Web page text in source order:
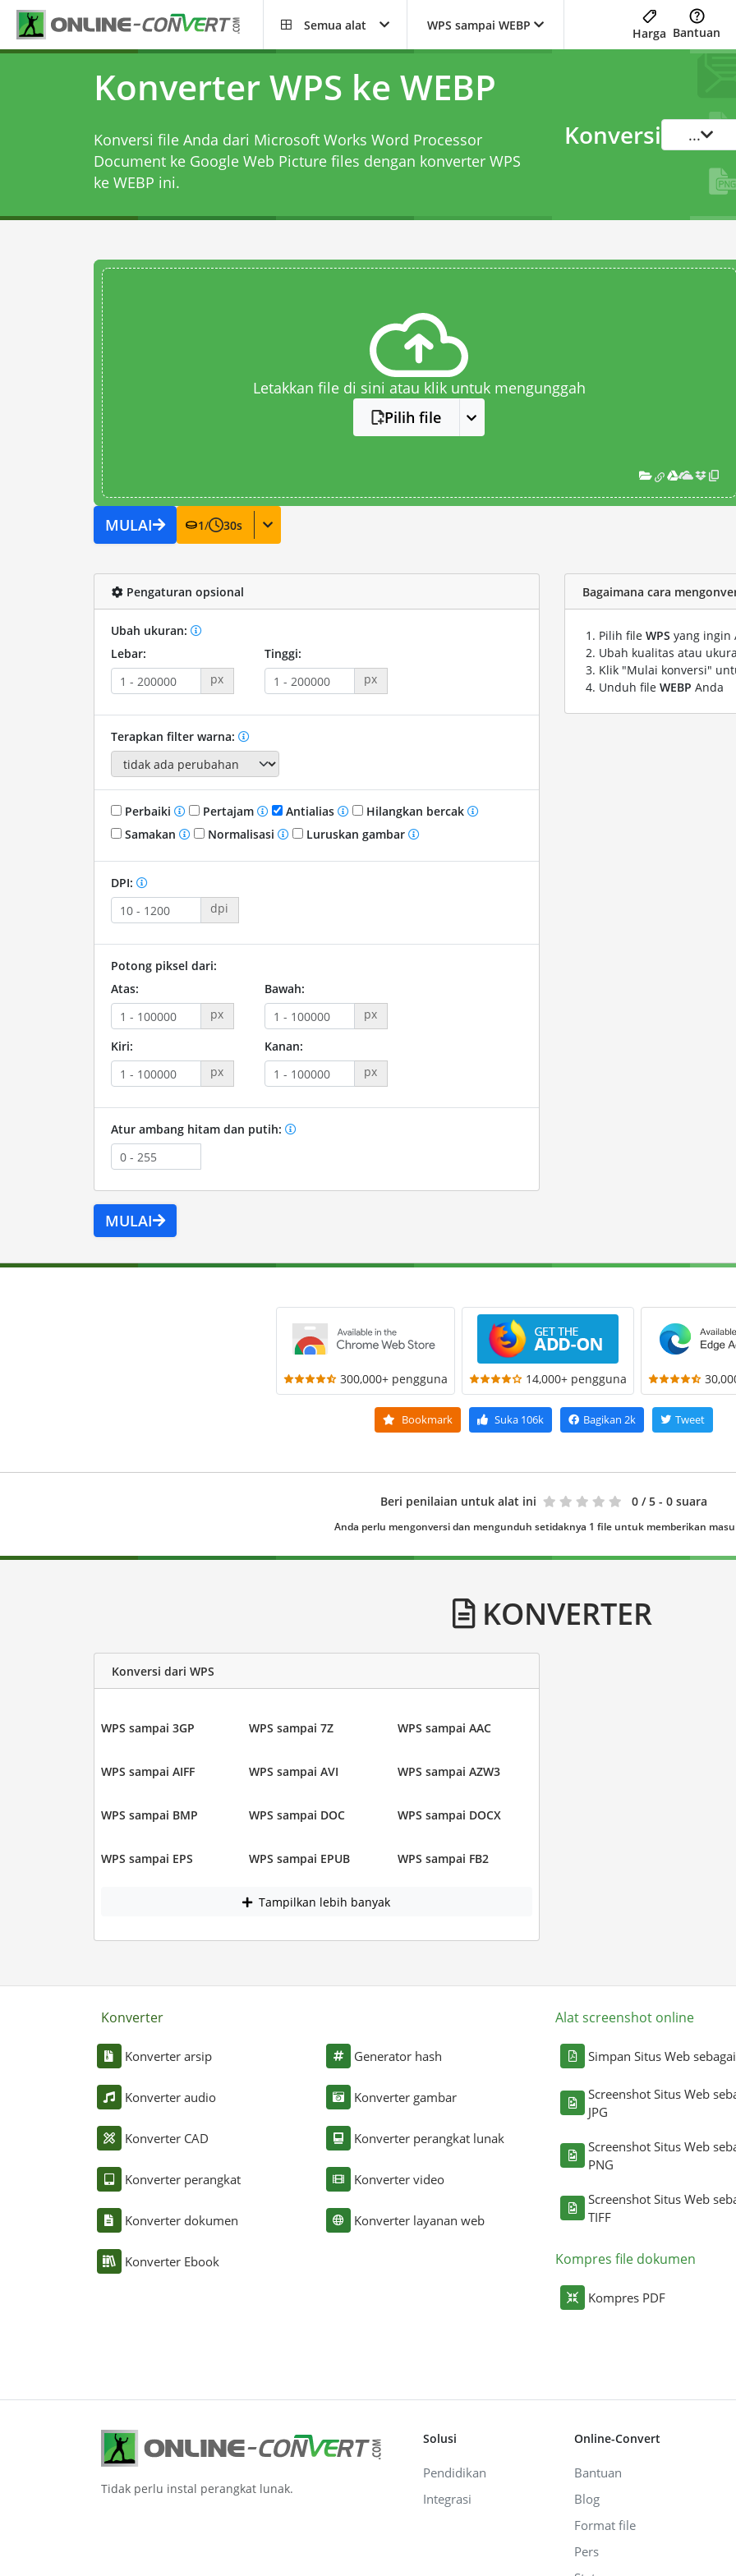
Semua alat WPS sampai WEBP
Harga Bantuan
Konverter WPS ke WEBP
Konversi file Anda dari Microsoft Works Word Processor
Document ke Google Web Picture files dengan konverter WPS
ke WEBP ini.
Konversi ...
Letakkan file di sini atau klik untuk mengunggah
Pilih file
MULAI 1/ 30s
Pengaturan opsional
Ubah ukuran:
Lebar:
px
Tinggi:
px
Terapkan filter warna:
Perbaiki Pertajam Antialias
Hilangkan bercak
Samakan
Normalisasi Luruskan gambar
DPI:
dpi
Potong piksel dari:
Atas:
px
Bawah:
px
Kiri:
px
Kanan:
px
Atur ambang hitam dan putih:
MULAI
Bagaimana cara
Pilih file WPS yang ingin
Ubah kualitas atau
Klik "Mulai konversi"
Unduh file WEBP Anda
300,000+ pengguna 14,000+ pengguna
Bookmark Suka 106k Bagikan 2k Tweet
Beri penilaian untuk alat ini 0 / 5 - 0 suara
Anda perlu mengonversi dan mengunduh setidaknya 1 file untuk memberikan
KONVERTER
Konversi dari WPS
WPS sampai 3GP WPS sampai 7Z WPS sampai AAC
WPS sampai AIFF WPS sampai AVI WPS sampai AZW3
WPS sampai BMP WPS sampai DOC WPS sampai DOCX
WPS sampai EPS WPS sampai EPUB WPS sampai FB2
Tampilkan lebih banyak
Konverter
Konverter arsip
Konverter audio
Konverter CAD
Konverter perangkat
Konverter dokumen
Konverter Ebook
Generator hash
Konverter gambar
Konverter perangkat lunak
Konverter video
Konverter layanan web
Alat screenshot online
Simpan Situs Web
Screenshot Situs Web
JPG
Screenshot Situs Web
PNG
Screenshot Situs Web
TIFF
Kompres file dokumen
Kompres PDF
Tidak perlu instal perangkat lunak.
Solusi
Pendidikan
Integrasi
Online-Convert
Bantuan
Blog
Format file
Pers